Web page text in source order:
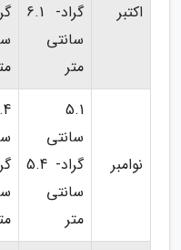
اکتبر
گراد- 6.1
سانتی
متر
نوامبر
5.1
سانتی
گراد- 5.4
سانتی
متر